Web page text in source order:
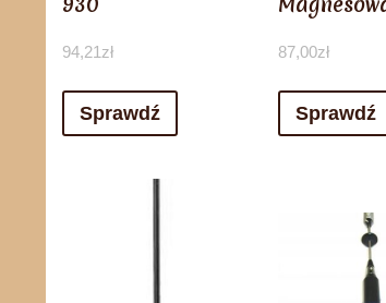
94,21 zł
Sprawdź
87,00zł
Sprawdź